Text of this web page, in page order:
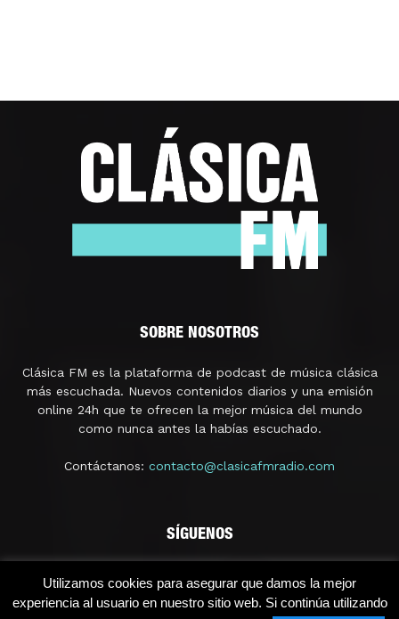
SOBRE NOSOTROS
Clásica FM es la plataforma de podcast de música clásica
más escuchada. Nuevos contenidos diarios y una emisión
online 24h que te ofrecen la mejor música del mundo
como nunca antes la habías escuchado.
Contáctanos: contacto@clasicafmradio.com
SÍGUENOS
Utilizamos cookies para asegurar que damos la mejor
experiencia al usuario en nuestro sitio web. Si continúa utilizando